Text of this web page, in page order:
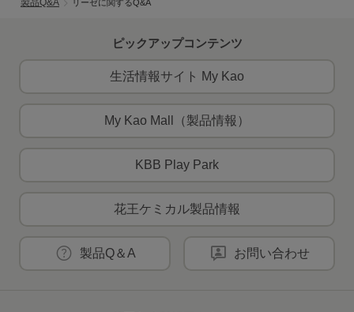
製品Q&A リーゼに関するQ&A
ピックアップコンテンツ
生活情報サイト My Kao
My Kao Mall（製品情報）
KBB Play Park
花王ケミカル製品情報
製品Q＆A お問い合わせ